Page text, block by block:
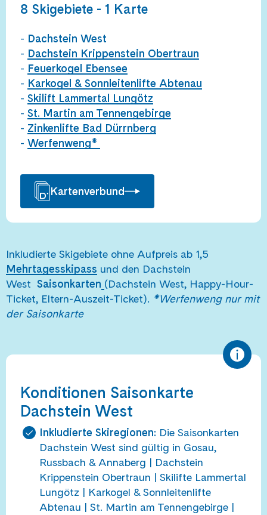
8 Skigebiete - 1 Karte
- Dachstein West
- Dachstein Krippenstein Obertraun
- Feuerkogel Ebensee
- Karkogel & Sonnleitenlifte Abtenau
- Skilift Lammertal Lungötz
- St. Martin am Tennengebirge
- Zinkenlifte Bad Dürrnberg
- Werfenweng*
Kartenverbund
Inkludierte Skigebiete ohne Aufpreis ab 1,5
Mehrtagesskipass und den Dachstein
West Saisonkarten (Dachstein West, Happy-Hour-
Ticket, Eltern-Auszeit-Ticket). *Werfenweng nur mit
der Saisonkarte
Konditionen Saisonkarte
Dachstein West
Inkludierte Skiregionen: Die Saisonkarten
Dachstein West sind gültig in Gosau,
Russbach & Annaberg | Dachstein
Krippenstein Obertraun | Skilifte Lammertal
Lungötz | Karkogel & Sonnleitenlifte
Abtenau | St. Martin am Tennengebirge |